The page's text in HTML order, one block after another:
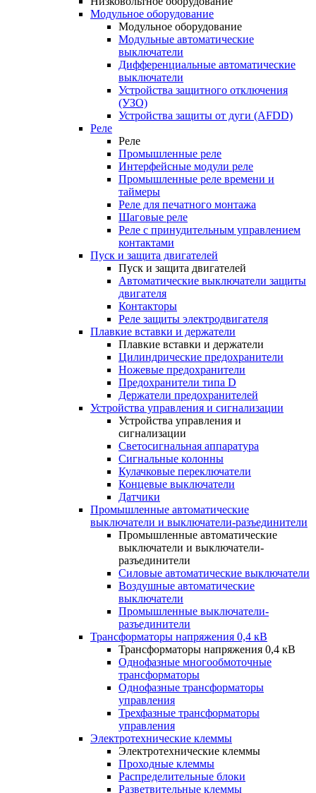
Модульное оборудование
Модульное оборудование
Модульные автоматические
выключатели
Дифференциальные автоматические
выключатели
Устройства защитного отключения
(УЗО)
Устройства защиты от дуги (AFDD)
Реле
Реле
Промышленные реле
Интерфейсные модули реле
Промышленные реле времени и
таймеры
Реле для печатного монтажа
Шаговые реле
Реле с принудительным управлением
контактами
Пуск и защита двигателей
Пуск и защита двигателей
Автоматические выключатели защиты
двигателя
Контакторы
Реле защиты электродвигателя
Плавкие вставки и держатели
Плавкие вставки и держатели
Цилиндрические предохранители
Ножевые предохранители
Предохранители типа D
Держатели предохранителей
Устройства управления и сигнализации
Устройства управления и
сигнализации
Светосигнальная аппаратура
Сигнальные колонны
Кулачковые переключатели
Концевые выключатели
Датчики
Промышленные автоматические
выключатели и выключатели-разъединители
Промышленные автоматические
выключатели и выключатели-
разъединители
Силовые автоматические выключатели
Воздушные автоматические
выключатели
Промышленные выключатели-
разъединители
Трансформаторы напряжения 0,4 кВ
Трансформаторы напряжения 0,4 кВ
Однофазные многообмоточные
трансформаторы
Однофазные трансформаторы
управления
Трехфазные трансформаторы
управления
Электротехнические клеммы
Электротехнические клеммы
Проходные клеммы
Распределительные блоки
Разветвительные клеммы